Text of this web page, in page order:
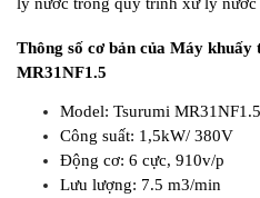
Thông số cơ bản của Máy
MR31NF1.5
Model: Tsurumi MR31NF1.5
Công suất: 1,5kW/ 380V
Động cơ: 6 cực, 910v/p
Lưu lượng: 7.5 m3/min